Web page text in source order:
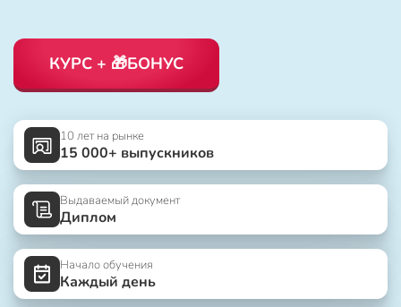
КУРС + 🎁БОНУС
10 лет на рынке
15 000+ выпускников
Выдаваемый документ
Диплом
Начало обучения
Каждый день